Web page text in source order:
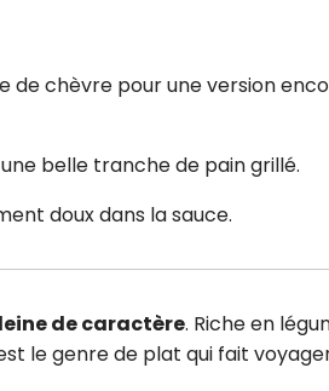
de chèvre pour une version
belle tranche de pain grillé.
doux dans la sauce.
de caractère. Riche en
le genre de plat qui fait